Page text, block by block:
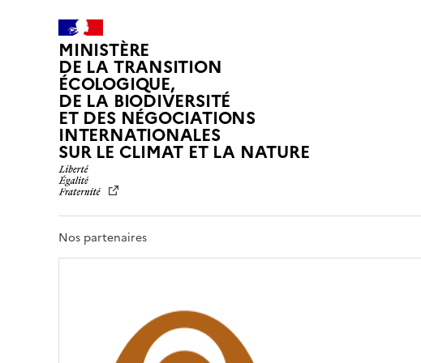
MINISTÈRE
DE LA TRANSITION
ÉCOLOGIQUE,
DE LA BIODIVERSITÉ
ET DES NÉGOCIATIONS
INTERNATIONALES
SUR LE CLIMAT ET LA NATUREL
R
É
Nos partenaires